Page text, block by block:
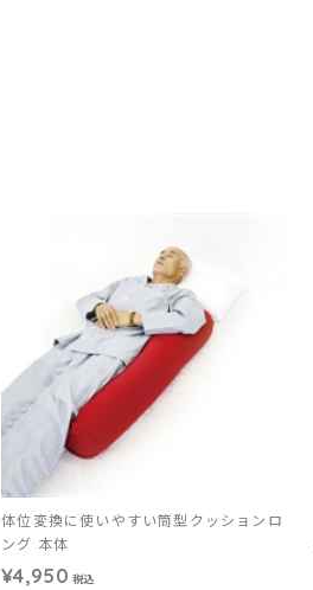
体位変換に使いやすい筒型クッションロ
ング 本体
¥4,950 税込